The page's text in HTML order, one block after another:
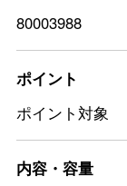
80003988
ポイント
ポイント対象
内容・容量